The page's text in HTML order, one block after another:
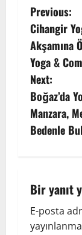
P
o
s
t
n
a
i
g
Previous:
Cihangir
Akşamına
Yoga &
Next:
Boğaz’da
Manzara,
Bedenle
Bir yanıt
E-posta